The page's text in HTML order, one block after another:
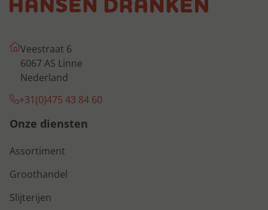
Veestraat 6
6067 AS Linne
Nederland
+31(0)475 43 84 60
Onze diensten
Assortiment
Groothandel
Slijterijen